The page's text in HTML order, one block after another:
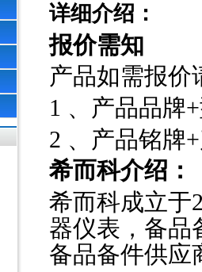
详细介绍：
报价需知
产品如需报价
1 、产品品牌
2 、产品铭牌
希而科介绍：
希而科成立于
器仪表，备品
备品备件供应